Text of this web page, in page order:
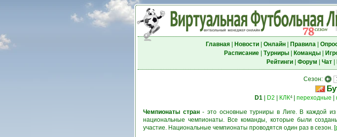
Главная| Новости| Онлайн| Правила|
Расписание| Турниры| Команды|
Рейтинги| Форум Чат|
Сезон:
D1 D2 КЛК4| переходные
Чемпионаты стран- это основные турниры в Лиге. В каждой из
национальные чемпионаты. Все команды, которые были
участие. Национальные чемпионаты проводятся один раз в сезон. [